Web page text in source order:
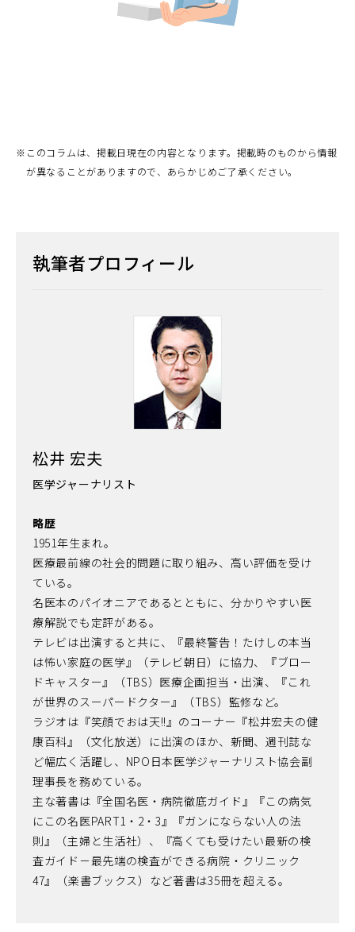
※ このコラムは、掲載日現在の内容となります。掲載時のものから情報
が異なることがありますので、あらかじめご了承ください。
執筆者プロフィール
松井 宏夫
医学ジャーナリスト
略歴
1951年生まれ。
医療最前線の社会的問題に取り組み、高い評価を受け
ている。
名医本のパイオニアであるとともに、分かりやすい医
療解説でも定評がある。
テレビは出演すると共に、『最終警告！たけしの本当
は怖い家庭の医学』（テレビ朝日）に協力、『ブロー
ドキャスター』（TBS）医療企画担当・出演、『これ
が世界のスーパードクター』（TBS）監修など。
ラジオは『笑顔でおは天!!』のコーナー『松井宏夫の健
康百科』（文化放送）に出演のほか、新聞、週刊誌な
ど幅広く活躍し、NPO日本医学ジャーナリスト協会副
理事長を務めている。
主な著書は『全国名医・病院徹底ガイド』『この病気
にこの名医PART1・2・3』『ガンにならない人の法
則』（主婦と生活社）、『高くても受けたい最新の検
査ガイド－最先端の検査ができる病院・クリニック
47』（楽書ブックス）など著書は35冊を超える。